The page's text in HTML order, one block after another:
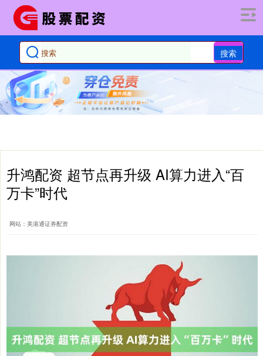
搜索
升鸿配资 超节点再升级 AI算力进入“百
万卡”时代
网站：美港通证券配资